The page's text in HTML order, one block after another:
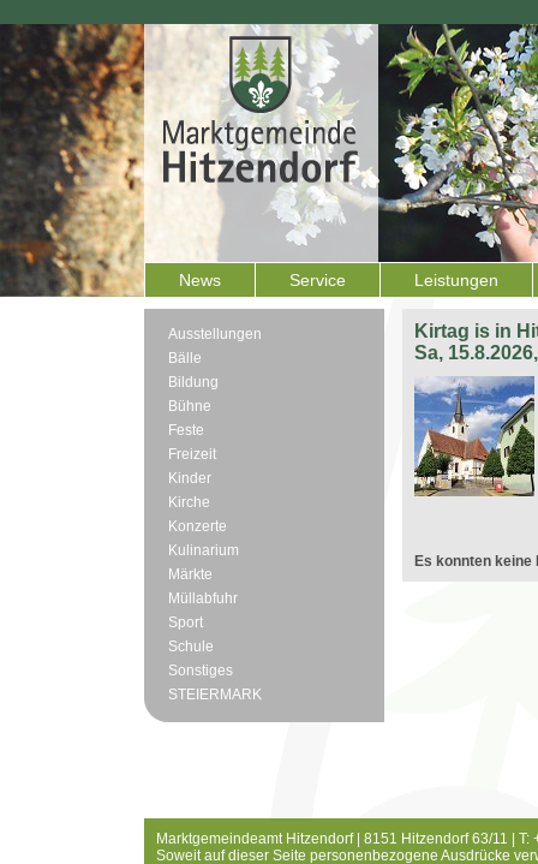
News Service Leistungen
Ausstellungen
Bälle
Bildung
Bühne
Feste
Freizeit
Kinder
Kirche
Konzerte
Kulinarium
Märkte
Müllabfuhr
Sport
Schule
Sonstiges
STEIERMARK
Kirtag is in
Sa,
Es konnten keine
Marktgemeindeamt Hitzendorf | 8151 Hitzendorf 63/11 |
Soweit auf dieser Seite personenbezogene Ausdrücke